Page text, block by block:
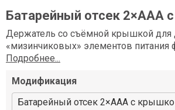
Батарейный отсек 2×АAA
Держатель со съёмной крышкой для
«мизинчиковых» элементов питания
Подробнее...
Модификация
Батарейный отсек 2×АAA с